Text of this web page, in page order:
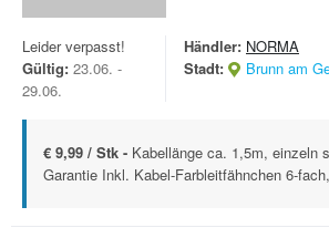
Leider verpasst!
Gültig: 23.06. -
29.06.
Händler: NORMA
Stadt:
Brunn am
€ 9,99 / Stk - Kabellänge ca. 1,5m, einzeln
Garantie Inkl. Kabel-Farbleitfähnchen 6-